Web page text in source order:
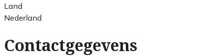
Land
Nederland
Contactgegevens